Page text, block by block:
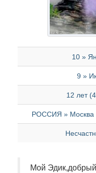
10 »
9 »
12 лет
РОССИЯ » Москва
Мой